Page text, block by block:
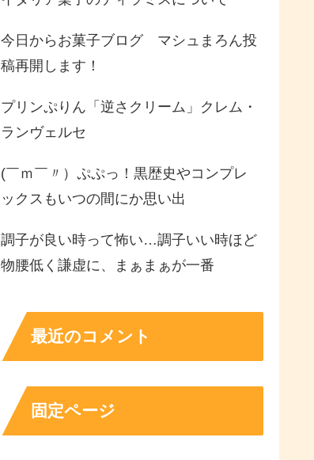
今日からお菓子ブログ マシュまろん投
稿再開します！
プリンぷりん「逆さクリーム」クレム・
ランヴェルセ
(￣ｍ￣〃）ぷぷっ！黒歴史やコンプレ
ックスもいつの間にか思い出
調子が良い時って怖い…調子いい時ほど
物腰低く謙虚に、まぁまぁが一番
最近のコメント
固定ページ